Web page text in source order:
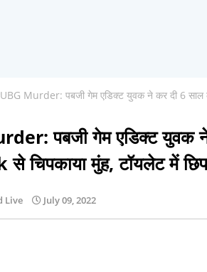
Murder: पबजी गेम एडिक्ट युवक ने कर दी 6 साल
पबजी गेम एडिक्ट युवक
चिपकाया मुंह, टॉयलेट में
Live July 09, 2022